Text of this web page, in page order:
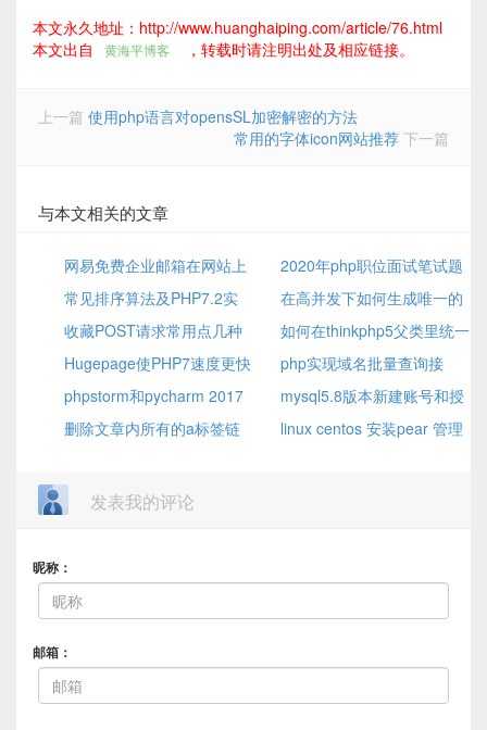
本文永久地址：http://www.huanghaiping.com/article/76.html
本文出自
黄海平博客 ，转载时请注明出处及相应链接。
上一篇 使用php语言对opensSL加密解密的方法
常用的字体icon网站推荐 下一篇
与本文相关的文章
网易免费企业邮箱在网站上
设置smtp
2020年php职位面试笔试题
精选
常见排序算法及PHP7.2实
在高并发下如何生成唯一的
订单号
收藏POST请求常用点几种
错误和解决方案
如何在thinkphp5父类里统一
修改return数据类型
Hugepage使PHP7速度更快
php实现域名批量查询接
phpstorm和pycharm 2017
版本的激活方法
mysql5.8版本新建账号和授
删除文章内所有的a标签链
的图片不会删的方法
linux centos 安装pear 管理
发表我的评论
昵称：
邮箱：